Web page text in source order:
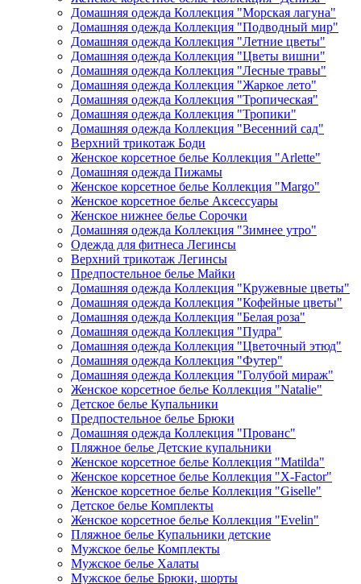
Домашняя одежда Коллекция "Морская лагуна"
Домашняя одежда Коллекция "Подводный мир"
Домашняя одежда Коллекция "Летние цветы"
Домашняя одежда Коллекция "Цветы вишни"
Домашняя одежда Коллекция "Лесные травы"
Домашняя одежда Коллекция "Жаркое лето"
Домашняя одежда Коллекция "Тропическая"
Домашняя одежда Коллекция "Тропики"
Домашняя одежда Коллекция "Весенний сад"
Верхний трикотаж Боди
Женское корсетное белье Коллекция "Arlette"
Домашняя одежда Пижамы
Женское корсетное белье Коллекция "Margo"
Женское корсетное белье Аксессуары
Женское нижнее белье Сорочки
Домашняя одежда Коллекция "Зимнее утро"
Одежда для фитнеса Легинсы
Верхний трикотаж Легинсы
Предпостельное белье Майки
Домашняя одежда Коллекция "Кружевные цветы"
Домашняя одежда Коллекция "Кофейные цветы"
Домашняя одежда Коллекция "Белая роза"
Домашняя одежда Коллекция "Пудра"
Домашняя одежда Коллекция "Цветочный этюд"
Домашняя одежда Коллекция "Футер"
Домашняя одежда Коллекция "Голубой мираж"
Женское корсетное белье Коллекция "Natalie"
Детское белье Купальники
Предпостельное белье Брюки
Домашняя одежда Коллекция "Прованс"
Пляжное белье Детские купальники
Женское корсетное белье Коллекция "Matilda"
Женское корсетное белье Коллекция "X-Factor"
Женское корсетное белье Коллекция "Giselle"
Детское белье Комплекты
Женское корсетное белье Коллекция "Evelin"
Пляжное белье Купальники детские
Мужское белье Комплекты
Мужское белье Халаты
Мужское белье Брюки, шорты